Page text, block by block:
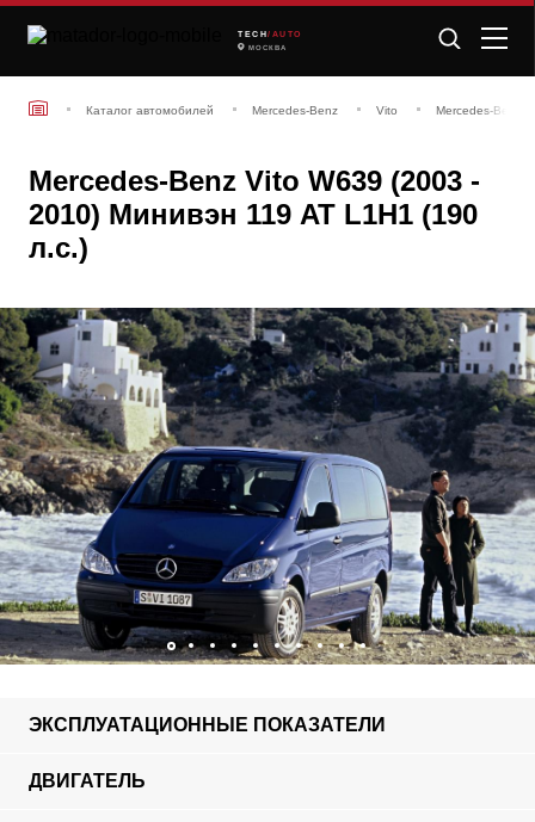
TECH /AUTO
МОСКВА
Каталог автомобилей Mercedes-Benz Vito Mercedes-Benz
Mercedes-Benz Vito W639 (2003 -
2010) Минивэн 119 AT L1H1 (190
л.с.)
ЭКСПЛУАТАЦИОННЫЕ ПОКАЗАТЕЛИ
ДВИГАТЕЛЬ